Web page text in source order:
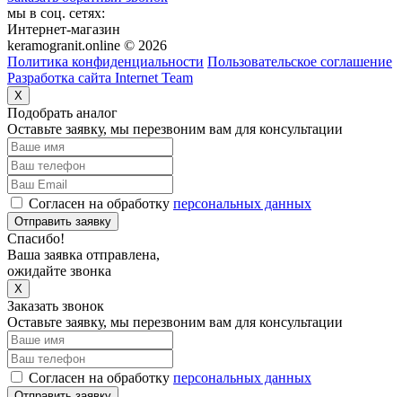
мы в соц. сетях:
Интернет-магазин
keramogranit.online © 2026
Политика конфиденциальности Пользовательское соглашение
Разработка сайта Internet Team
X
Подобрать аналог
Оставьте заявку, мы перезвоним вам для консультации
Согласен на обработку персональных данных
Отправить заявку
Спасибо!
Ваша заявка отправлена,
ожидайте звонка
X
Заказать звонок
Оставьте заявку, мы перезвоним вам для консультации
Согласен на обработку персональных данных